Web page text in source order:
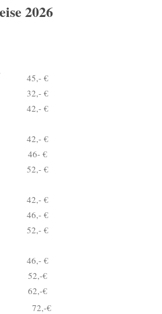
2026
45,- €
32,- €
42,- €
42,- €
46- €
52,- €
42,- €
46,- €
52,- €
46,- €
52,-€
62,-€
72,-€